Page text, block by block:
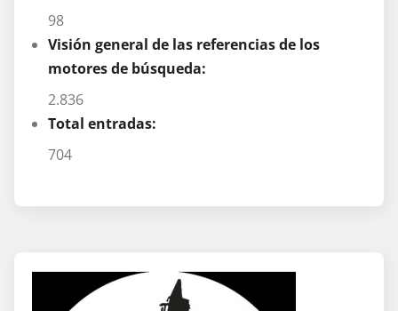
98
Visión general de las referencias de los
motores de búsqueda:
2.836
Total entradas:
704